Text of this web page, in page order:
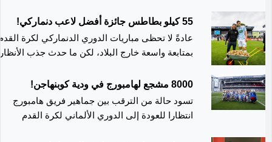
وانضم المدافع الشاب المولود في عام 2006، إلى
ستراسبورج مقابل 15 مليون يورو بجانب نسبة من
إعادة بيع اللاعب مستقبلا. وذكر ستراسبورج في بيان
مع نادي نوردشيلاند، منذ سن الثالثة، حيث خاض معه
أول مباراة احترافية في السادسة عشرة من عمره
فقط، ولعب الموسم الماضي في الدوري الممتاز".
55 كيلو بطاطس جائزة أفضل لاعب دنماركي!
عادةً لا تحظى مباريات الدوري الدنماركي لكرة
بمتابعة واسعة خارج البلاد، لكن ما حدث جذب الأنظار
سولاس على 55 كيلوجرامًا من البطاطس مكافأة
لاختياره أفضل لاعب في مباراة فريقه سوندرييسكي
8000 مشجع لهامبورج في ودية كوبنهاجن!
تسود حالة من الترقب بين جماهير فريق هامبورج
انتظارا للعودة إلى الدوري الألماني لكرة القدم